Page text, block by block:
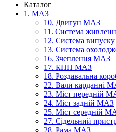
Каталог
1. МАЗ
10. Двигун МАЗ
11. Система
12. Система
13. Система
16. Зчеплення МАЗ
17. КПП МАЗ
18. Роздавальна
22. Вали карданні
23. Міст передній
24. Міст задній МАЗ
25. Міст середній
27. Сідельний
28. Рама МАЗ